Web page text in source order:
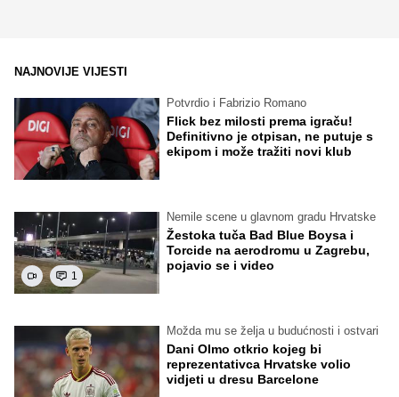
NAJNOVIJE VIJESTI
Potvrdio i Fabrizio Romano
Flick bez milosti prema igraču!
Definitivno je otpisan, ne putuje s
ekipom i može tražiti novi klub
1
Nemile scene u glavnom gradu Hrvatske
Žestoka tuča Bad Blue Boysa i
Torcide na aerodromu u Zagrebu,
pojavio se i video
Možda mu se želja u budućnosti i ostvari
Dani Olmo otkrio kojeg bi
reprezentativca Hrvatske volio
vidjeti u dresu Barcelone